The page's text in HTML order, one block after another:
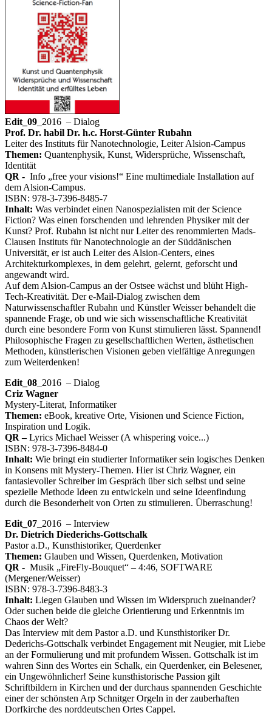
Edit_09 _2016 – Dialog
Prof. Dr. habil Dr. h.c. Horst-Günter Rubahn
Leiter des Instituts für Nanotechnologie, Leiter Alsion-Campus
Themen: Quantenphysik, Kunst, Widersprüche, Wissenschaft,
Identität
QR - Info „free your visions!“ Eine multimediale Installation auf
dem Alsion-Campus.
ISBN: 978-3-7396-8485-7
Inhalt: Was verbindet einen Nanospezialisten mit der Science
Fiction? Was einen forschenden und lehrenden Physiker mit der
Kunst? Prof. Rubahn ist nicht nur Leiter des renommierten Mads-
Clausen Instituts für Nanotechnologie an der Süddänischen
Universität, er ist auch Leiter des Alsion-Centers, eines
Architekturkomplexes, in dem gelehrt, gelernt, geforscht und
angewandt wird.
Auf dem Alsion-Campus an der Ostsee wächst und blüht High-
Tech-Kreativität. Der e-Mail-Dialog zwischen dem
Naturwissenschaftler Rubahn und Künstler Weisser behandelt die
spannende Frage, ob und wie sich wissenschaftliche Kreativität
durch eine besondere Form von Kunst stimulieren lässt. Spannend!
Philosophische Fragen zu gesellschaftlichen Werten, ästhetischen
Methoden, künstlerischen Visionen geben vielfältige Anregungen
zum Weiterdenken!
Edit_08 _2016 – Dialog
Criz Wagner
Mystery-Literat, Informatiker
Themen: eBook, kreative Orte, Visionen und Science Fiction,
Inspiration und Logik.
QR –Lyrics Michael Weisser (A whispering voice...)
ISBN: 978-3-7396-8484-0
Inhalt: Wie bringt ein studierter Informatiker sein logisches Denken
in Konsens mit Mystery-Themen. Hier ist Chriz Wagner, ein
fantasievoller Schreiber im Gespräch über sich selbst und seine
spezielle Methode Ideen zu entwickeln und seine Ideenfindung
durch die Besonderheit von Orten zu stimulieren. Überraschung!
Edit_07 _2016 – Interview
Dr. Dietrich Diederichs-Gottschalk
Pastor a.D., Kunsthistoriker, Querdenker
Themen: Glauben und Wissen, Querdenken, Motivation
QR - Musik „FireFly-Bouquet“ – 4:46, SOFTWARE
(Mergener/Weisser)
ISBN: 978-3-7396-8483-3
Inhalt: Liegen Glauben und Wissen im Widerspruch zueinander?
Oder suchen beide die gleiche Orientierung und Erkenntnis im
Chaos der Welt?
Das Interview mit dem Pastor a.D. und Kunsthistoriker Dr.
Dederichs-Gottschalk verbindet Engagement mit Neugier, mit Liebe
an der Formulierung und mit profundem Wissen. Gottschalk ist im
wahren Sinn des Wortes ein Schalk, ein Querdenker, ein Belesener,
ein Ungewöhnlicher! Seine kunsthistorische Passion gilt
Schriftbildern in Kirchen und der durchaus spannenden Geschichte
einer der schönsten Arp Schnitger Orgeln in der zauberhaften
Dorfkirche des norddeutschen Ortes Cappel.